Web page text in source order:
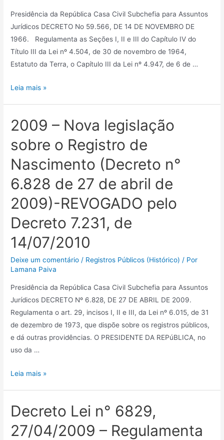
Presidência da República Casa Civil Subchefia para Assuntos
Jurídicos DECRETO No 59.566, DE 14 DE NOVEMBRO DE
1966. Regulamenta as Seções I, II e III do Capítulo IV do
Título III da Lei nº 4.504, de 30 de novembro de 1964,
Estatuto da Terra, o Capítulo III da Lei nº 4.947, de 6 de …
Leia mais »
2009 – Nova legislação
sobre o Registro de
Nascimento (Decreto n°
6.828 de 27 de abril de
2009)-REVOGADO pelo
Decreto 7.231, de
14/07/2010
Deixe um comentário / Registros Públicos (Histórico) / Por
Lamana Paiva
Presidência da República Casa Civil Subchefia para Assuntos
Jurídicos DECRETO Nº 6.828, DE 27 DE ABRIL DE 2009.
Regulamenta o art. 29, incisos I, II e III, da Lei nº 6.015, de 31
de dezembro de 1973, que dispõe sobre os registros públicos,
e dá outras providências. O PRESIDENTE DA REPúBLICA, no
uso da …
Leia mais »
Decreto Lei n° 6829,
27/04/2009 – Regulamenta